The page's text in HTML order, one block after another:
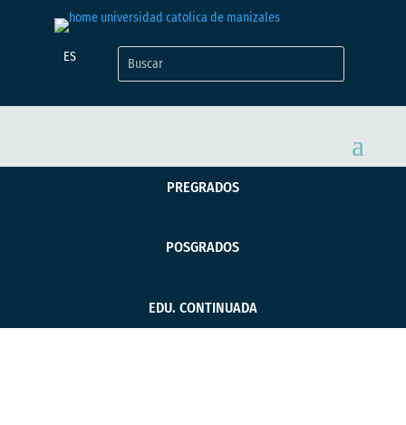
ES
PREGRADOS
POSGRADOS
EDU. CONTINUADA